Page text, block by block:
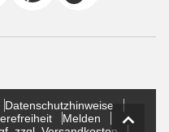
Datenschutzhinweise
Melden